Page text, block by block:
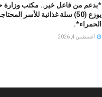
*بدعم من فاعل خير.. مكتب وزارة
يوزع (50) سلة غذائية للأسر
الحمراء*.
أغسطس 4, 2026